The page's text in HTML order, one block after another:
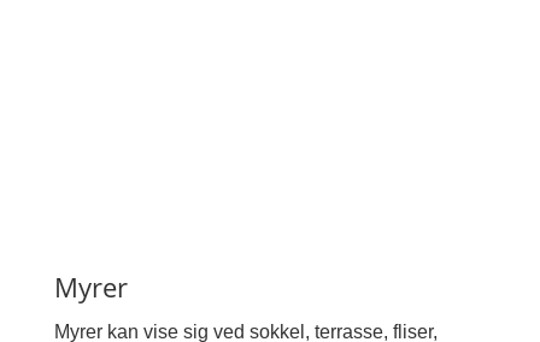
Myrer
Myrer kan vise sig ved sokkel, terrasse, fliser,